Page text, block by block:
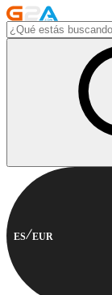
ES EUR